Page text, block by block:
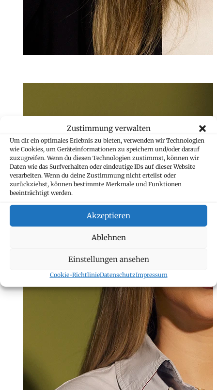
Zustimmung verwalten
Um dir ein optimales Erlebnis zu bieten, verwenden wir Technologien
wie Cookies, um Geräteinformationen zu speichern und/oder darauf
zuzugreifen. Wenn du diesen Technologien zustimmst, können wir
Daten wie das Surfverhalten oder eindeutige IDs auf dieser Website
verarbeiten. Wenn du deine Zustimmung nicht erteilst oder
zurückziehst, können bestimmte Merkmale und Funktionen
beeinträchtigt werden.
Akzeptieren
Ablehnen
Einstellungen ansehen
Cookie-RichtlinieDatenschutzImpressum
Assistentin
+423 235 8234